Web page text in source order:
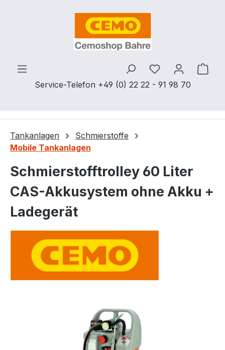
Zum Hauptinhalt springen
Service-Telefon +49 (0) 22 22 - 91 98 70
Du hast 0
Tankanlagen
Schmierstoffe
Mobile Tankanlagen
Schmierstofftrolley 60 Liter
CAS-Akkusystem ohne Akku +
Ladegerät
Bildergalerie überspringen